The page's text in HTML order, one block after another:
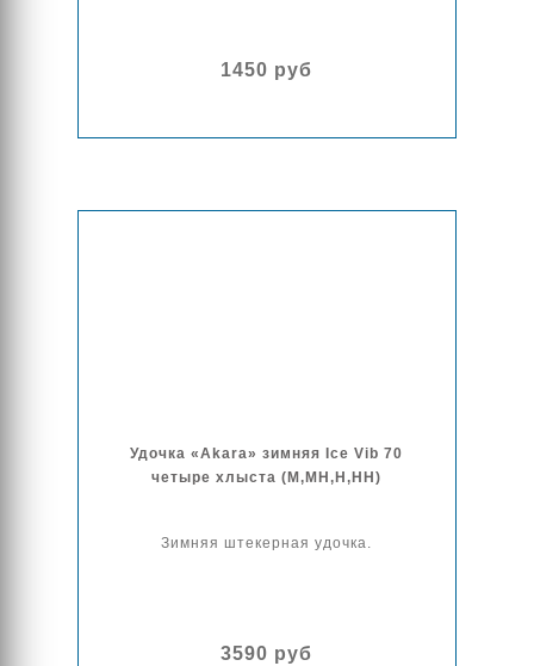
1450 руб
Удочка «Akara» зимняя Ice Vib 70
четыре хлыста (M,MH,H,HH)
Зимняя штекерная удочка.
3590 руб